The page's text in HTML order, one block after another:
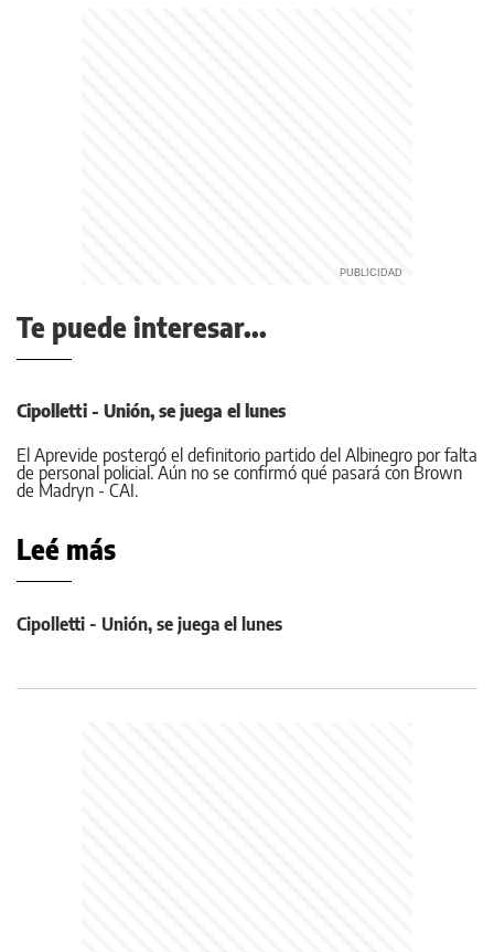
Te puede interesar...
Cipolletti - Unión, se juega el lunes
El Aprevide postergó el definitorio partido del Albinegro por falta
de personal policial. Aún no se confirmó qué pasará con Brown
de Madryn - CAI.
Leé más
Cipolletti - Unión, se juega el lunes